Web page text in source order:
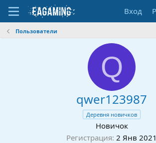
Вход
Пользователи
Q
qwer123987
Деревня новичков
Новичок
Регистрация 2 Янв 2021